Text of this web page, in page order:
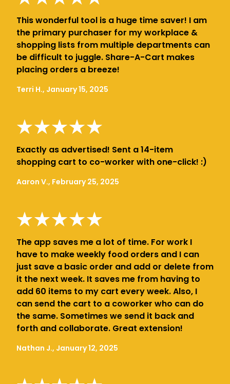
This wonderful tool is a huge time saver! I am
the primary purchaser for my workplace &
shopping lists from multiple departments can
be difficult to juggle. Share-A-Cart makes
placing orders a breeze!
Terri H., January 15, 2025
Exactly as advertised! Sent a 14-item
shopping cart to co-worker with one-click! :)
Aaron V., February 25, 2025
The app saves me a lot of time. For work I
have to make weekly food orders and I can
just save a basic order and add or delete from
it the next week. It saves me from having to
add 60 items to my cart every week. Also, I
can send the cart to a coworker who can do
the same. Sometimes we send it back and
forth and collaborate. Great extension!
Nathan J., January 12, 2025